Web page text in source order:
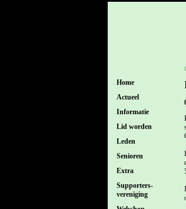
Home
Actueel
Informatie
Lid worden
Leden
Senioren
Extra
Supporters-
vereniging